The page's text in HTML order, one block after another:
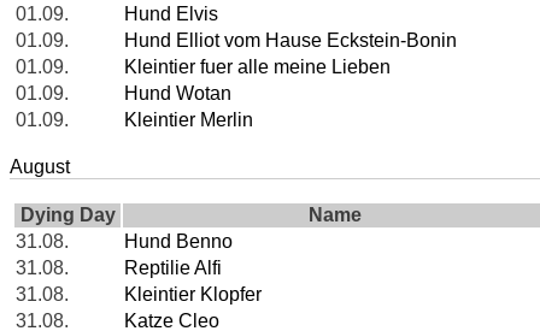
01.09.
Hund Elvis
01.09.
Hund Elliot vom Hause Eckstein-Bonin
01.09.
Kleintier fuer alle meine Lieben
01.09.
Hund Wotan
01.09.
Kleintier Merlin
August
Dying Day
Name
31.08.
Hund Benno
31.08.
Reptilie Alfi
31.08.
Kleintier Klopfer
31.08.
Katze Cleo